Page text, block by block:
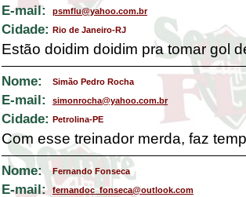
E-mail: psmflu@yahoo.com.br
Cidade: Rio de Janeiro-RJ
Estão doidim doidim pra tomar gol
Nome: Simão Pedro Rocha
E-mail: simonrocha@yahoo.com.br
Cidade: Petrolina-PE
Com esse treinador merda, faz
Nome: Fernando Fonseca
E-mail: fernandoc_fonseca@outlook.com